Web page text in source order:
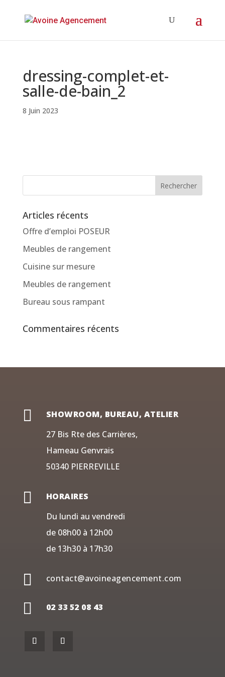
dressing-complet-et-
salle-de-bain_2
8 Juin 2023
Articles récents
Offre d’emploi POSEUR
Meubles de rangement
Cuisine sur mesure
Meubles de rangement
Bureau sous rampant
Commentaires récents

SHOWROOM, BUREAU, ATELIER
27 Bis Rte des Carrières,
Hameau Genvrais
50340 PIERREVILLE

HORAIRES
Du lundi au vendredi
de 08h00 à 12h00
de 13h30 à 17h30
 contact@avoineagencement.com
 02 33 52 08 43